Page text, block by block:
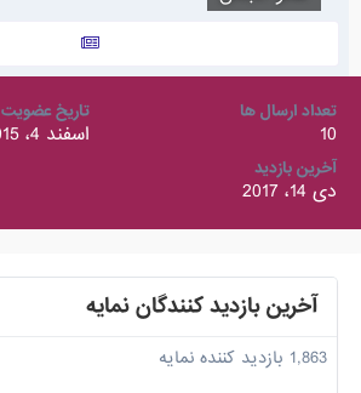
تعداد ارسال ها
10
تاریخ عضویت
اسفند 4، 2015
آخرین بازدید
دی 14، 2017
آخرین بازدید کنندگان نمایه
1,863 بازدید کننده نمایه